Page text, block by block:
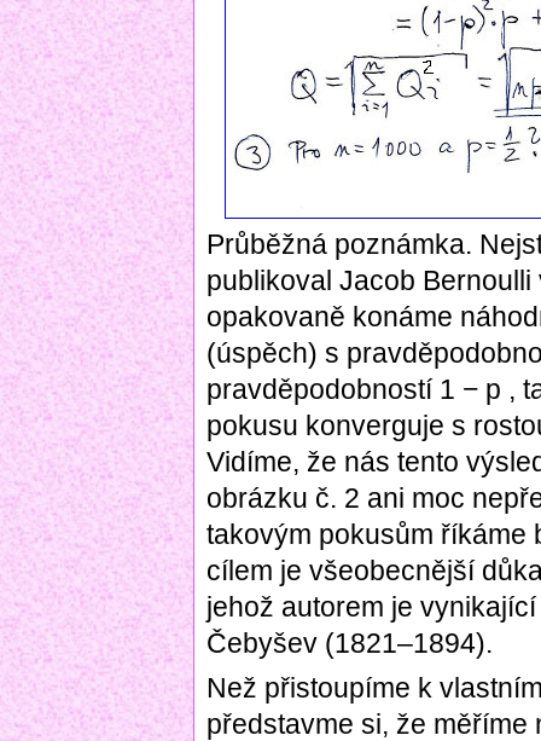
Průběžná poznámka.
publikoval Jacob
opakovaně konáme
(úspěch) s
pravděpodobností 1 − p ,
pokusu konverguje s
Vidíme, že nás tento
obrázku č. 2 ani moc
takovým pokusům říkáme
cílem je všeobecnější
jehož autorem je
Čebyšev (1821–1894).
Než přistoupíme k
představme si, že měříme